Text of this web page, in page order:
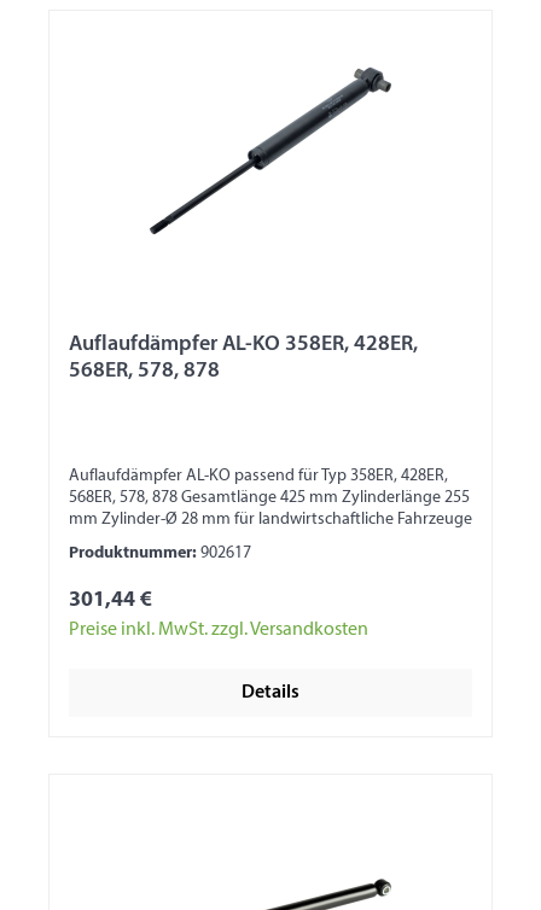
Auflaufdämpfer AL-KO 358ER, 428ER,
568ER, 578, 878
Auflaufdämpfer AL-KO passend für Typ 358ER, 428ER,
568ER, 578, 878 Gesamtlänge 425 mm Zylinderlänge 255
mm Zylinder-Ø 28 mm für landwirtschaftliche Fahrzeuge
Produktnummer: 902617
301,44 €
Preise inkl. MwSt. zzgl. Versandkosten
Details